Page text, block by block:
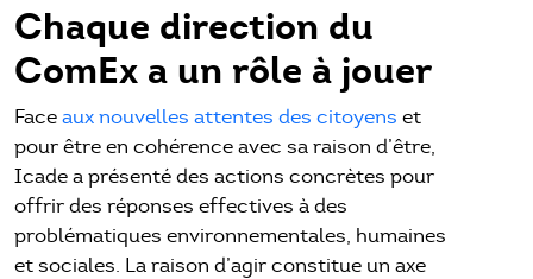
Chaque direction du
ComEx a un rôle à jouer
Faceaux nouvelles attentes des citoyens et
pour être en cohérence avec sa raison d’être,
Icade a présenté des actions concrètes pour
offrir des réponses effectives à des
problématiques environnementales, humaines
et sociales. La raison d’agir constitue un axe